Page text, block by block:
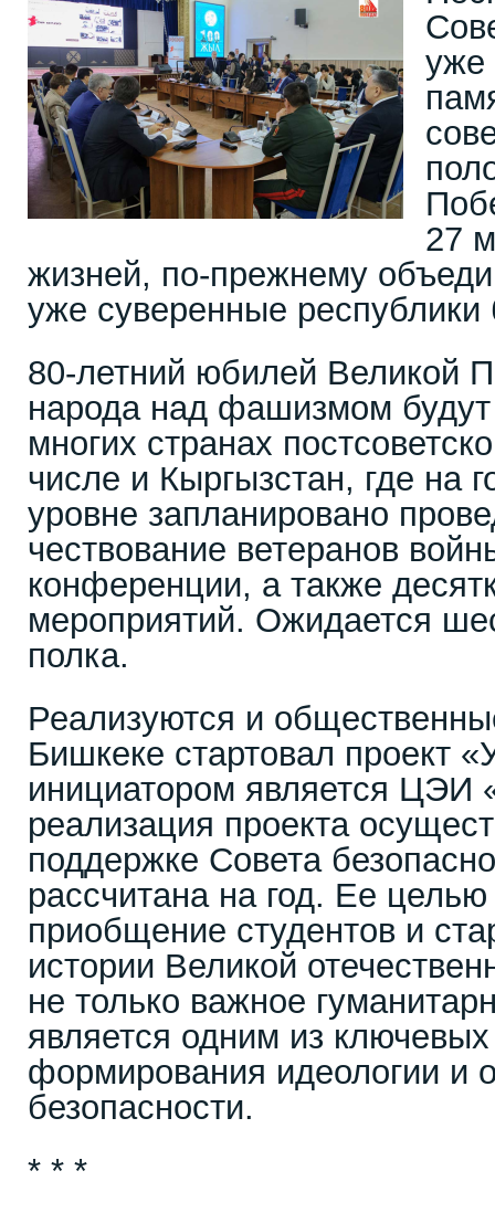
уже
27
жизней, по-прежнему
уже суверенные
80-летний юбилей Великой
народа над фашизмом будут
многих странах
числе и Кыргызстан, где на
уровне запланировано
чествование ветеранов
конференции, а также
мероприятий. Ожидается
полка.
Реализуются и
Бишкеке стартовал проект
инициатором является ЦЭИ
реализация проекта
поддержке Совета
рассчитана на год. Ее целью
приобщение студентов и
истории Великой
не только важное
является одним из
формирования идеологии и
безопасности.
* * *